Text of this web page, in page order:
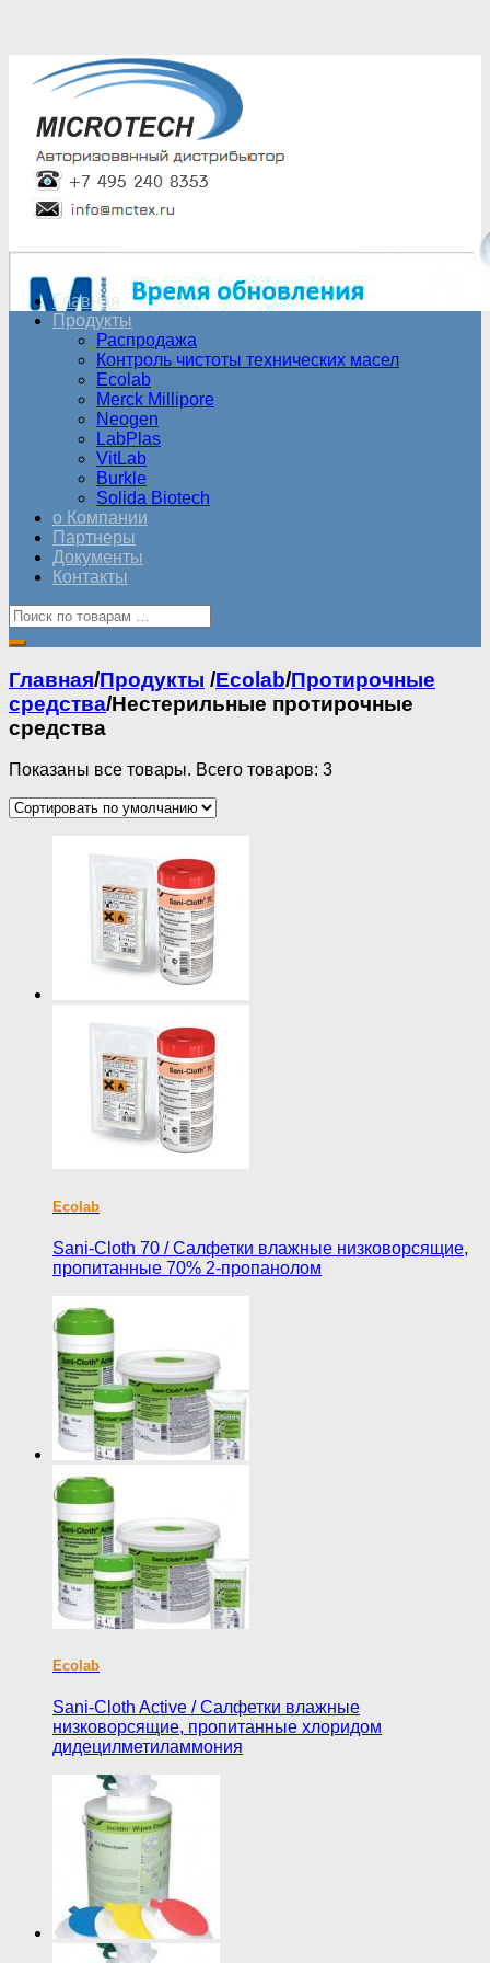
Главная
Продукты
Распродажа
Контроль чистоты технических масел
Ecolab
Merck Millipore
Neogen
LabPlas
VitLab
Burkle
Solida Biotech
о Компании
Партнеры
Документы
Контакты
Главная/Продукты /Ecolab/Протирочные
средства/Нестерильные протирочные
средства
Показаны все товары. Всего товаров: 3
Ecolab
Sani-Cloth 70 / Салфетки влажные низковорсящие,
пропитанные 70% 2-пропанолом
Ecolab
Sani-Cloth Active / Салфетки влажные
низковорсящие, пропитанные хлоридом
дидецилметиламмония